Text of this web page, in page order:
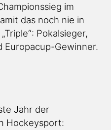
im
das noch nie in
Pokalsieger,
Europacup-Gewinner.
Jahr der
Hockeysport: